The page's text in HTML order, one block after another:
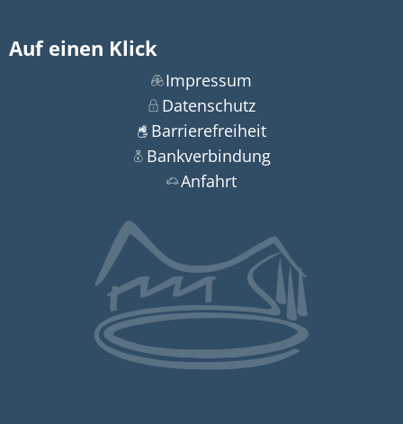
Auf einen Klick
Impressum
Datenschutz
Barrierefreiheit
Bankverbindung
Anfahrt